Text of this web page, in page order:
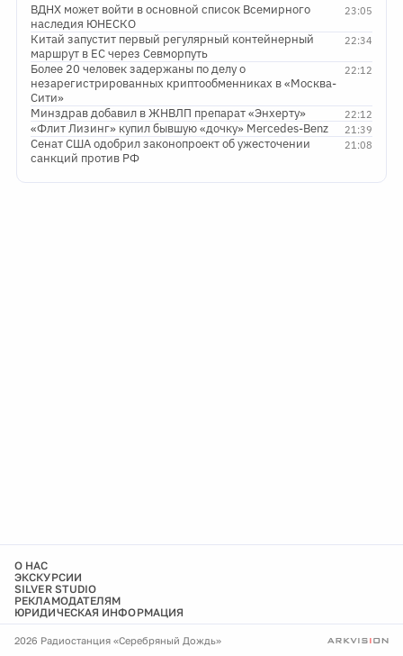
23:05
ВДНХ может войти в основной список Всемирного
наследия ЮНЕСКО
22:34
Китай запустит первый регулярный контейнерный
маршрут в ЕС через Севморпуть
22:12
Более 20 человек задержаны по делу о
незарегистрированных криптообменниках в «Москва-
Сити»
22:12
Минздрав добавил в ЖНВЛП препарат «Энхерту»
21:39
«Флит Лизинг» купил бывшую «дочку» Mercedes-Benz
21:08
Сенат США одобрил законопроект об ужесточении
санкций против РФ
О НАС
ЭКСКУРСИИ
SILVER STUDIO
РЕКЛАМОДАТЕЛЯМ
ЮРИДИЧЕСКАЯ ИНФОРМАЦИЯ
2026 Радиостанция «Серебряный Дождь»